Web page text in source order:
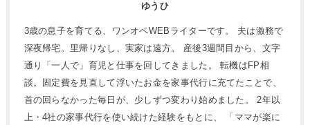
ゆうひ
3歳の息子を育てる、ワンオペWEBライターです。 夫は激務で
深夜帰宅。里帰りなし、実家は遠方。 産後3週間目から、文字
通り「一人で」育児と仕事を回してきました。 転機はFP相
談。固定費を見直して浮いたお金を家事代行に充てたことで、
首の回らなかった毎日が、少しずつ変わり始めました。 2年以
上・4社の家事代行を使い続けた経験をもとに、 「ママが楽に